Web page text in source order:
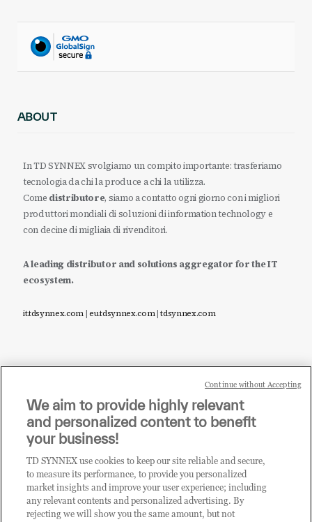
ABOUT
In TD SYNNEX svolgiamo un compito importante: trasferiamo
tecnologia da chi la produce a chi la utilizza.
Come distributore, siamo a contatto ogni giorno con i migliori
produttori mondiali di soluzioni di information technology e
con decine di migliaia di rivenditori.
A leading distributor and solutions aggregator for the IT
ecosystem.
it.tdsynnex.com|eu.tdsynnex.com|tdsynnex.com
Sei un rivenditore di tecnologia e desideri acquistare
i prodotti o le soluzioni trattate sul blog?
CLICCA QUI E DIVENTA
CLIENTE TD SYNNEX
We aim to provide highly relevant
and personalized content to benefit
your business!
TD SYNNEX use cookies to keep our site reliable and secure,
to measure its performance, to provide you personalized
market insights and improve your user experience; including
any relevant contents and personalized advertising. By
rejecting we will show you the same amount, but not
Continue without Accepting